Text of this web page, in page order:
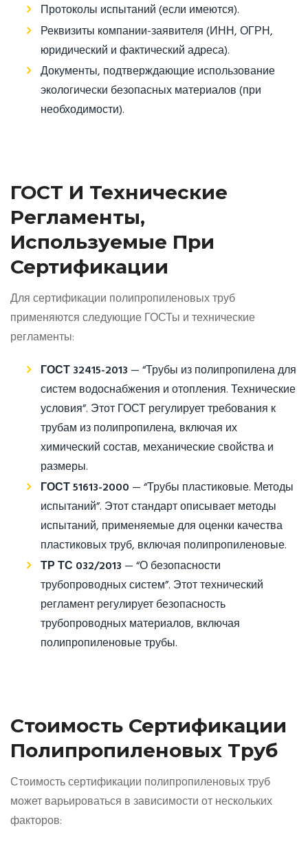
Протоколы испытаний (если имеются).
Реквизиты компании-заявителя (ИНН, ОГРН,
юридический и фактический адреса).
Документы, подтверждающие использование
экологически безопасных материалов (при
необходимости).
ГОСТ И Технические
Регламенты,
Используемые При
Сертификации
Для сертификации полипропиленовых труб
применяются следующие ГОСТы и технические
регламенты:
ГОСТ 32415-2013 — “Трубы из полипропилена для
систем водоснабжения и отопления. Технические
условия”. Этот ГОСТ регулирует требования к
трубам из полипропилена, включая их
химический состав, механические свойства и
размеры.
ГОСТ 51613-2000 — “Трубы пластиковые. Методы
испытаний”. Этот стандарт описывает методы
испытаний, применяемые для оценки качества
пластиковых труб, включая полипропиленовые.
ТР ТС 032/2013 — “О безопасности
трубопроводных систем”. Этот технический
регламент регулирует безопасность
трубопроводных материалов, включая
полипропиленовые трубы.
Стоимость Сертификации
Полипропиленовых Труб
Стоимость сертификации полипропиленовых труб
может варьироваться в зависимости от нескольких
факторов: